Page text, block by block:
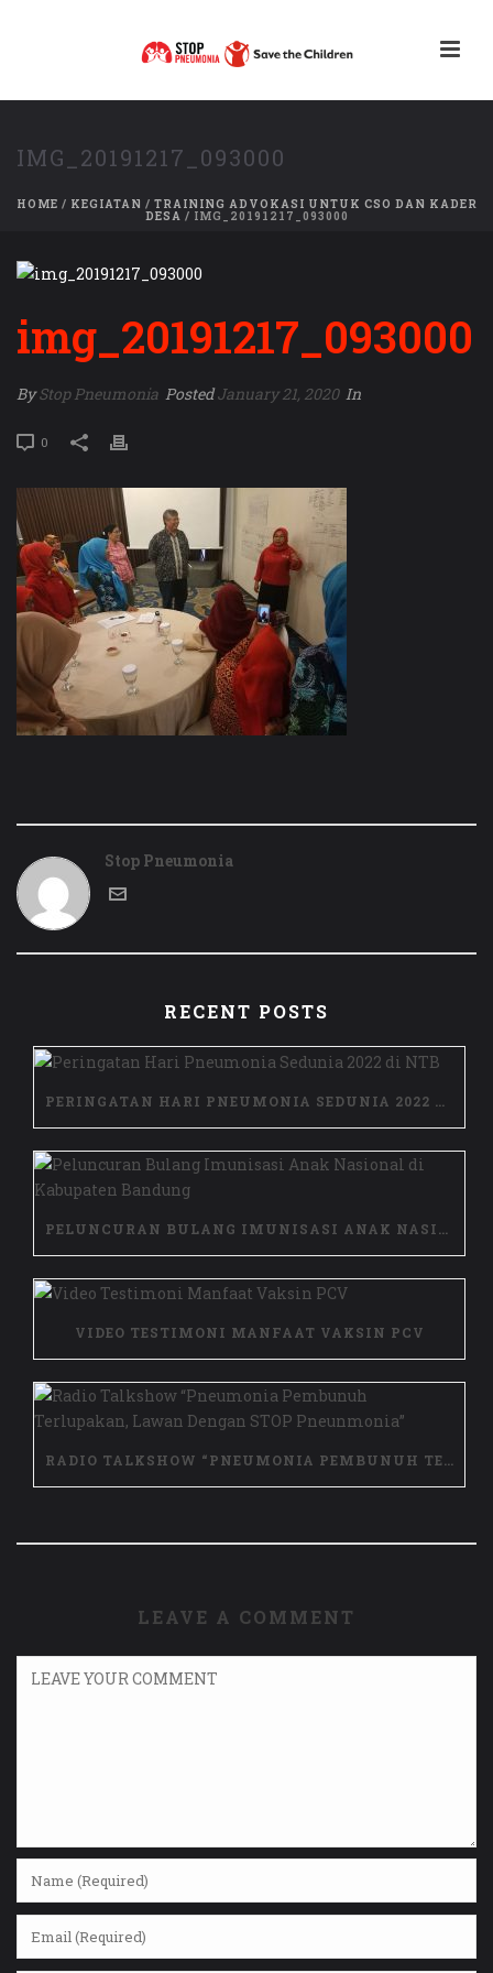
IMG_20191217_093000
HOME / KEGIATAN / TRAINING ADVOKASI UNTUK CSO DAN KADER
DESA / IMG_20191217_093000
img_20191217_093000
ByStop Pneumonia PostedJanuary 21, 2020 In
0
Stop Pneumonia
RECENT POSTS
VIDEO TESTIMONI MANFAAT VAKSIN PCV
RADIO TALKSHOW “PNEUMONIA PEMBUNUH TERLUPAKAN, LAWAN DENGAN STOP PNEUNMONIA”
LEAVE A COMMENT